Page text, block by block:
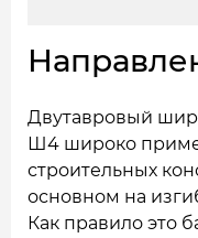
Двутавровый
Ш4 широко
строительных
основном на
Как правило это